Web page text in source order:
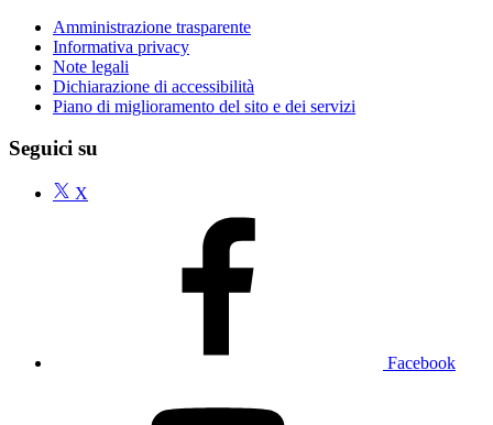
Amministrazione trasparente
Informativa privacy
Note legali
Dichiarazione di accessibilità
Piano di miglioramento del sito e dei servizi
Seguici su
X
Facebook